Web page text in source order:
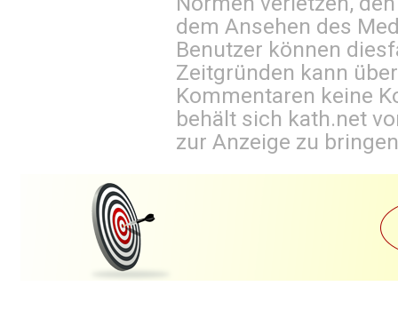
dem Ansehen des
Benutzer können
Zeitgründen kann
Kommentaren keine
behält sich kath.net
zur Anzeige zu